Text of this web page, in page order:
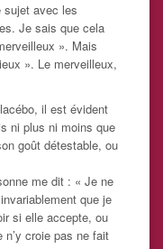
sujet avec les
Je sais que cela
». Mais
». Le merveilleux,
il est évident
ni plus ni moins que
goût détestable, ou
me dit : « Je ne
que je
si elle accepte, ou
n’y croie pas ne fait